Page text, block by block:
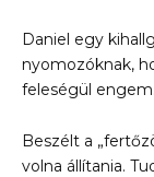
Daniel egy
nyomozóknak,
feleségül engem.
Beszélt a
volna állítania.